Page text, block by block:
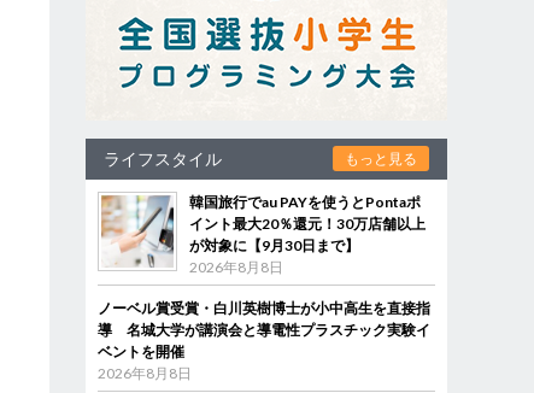
ライフスタイル もっと見る
韓国旅行でau PAYを使うとPontaポ
イント最大20％還元！30万店舗以上
が対象に【9月30日まで】
2026年8月8日
ノーベル賞受賞・白川英樹博士が小中高生を直接指
導 名城大学が講演会と導電性プラスチック実験イ
ベントを開催
2026年8月8日